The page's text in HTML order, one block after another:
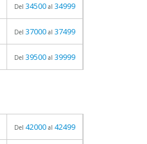
Del 34500 al 34999
Del 37000 al 37499
Del 39500 al 39999
Del 42000 al 42499